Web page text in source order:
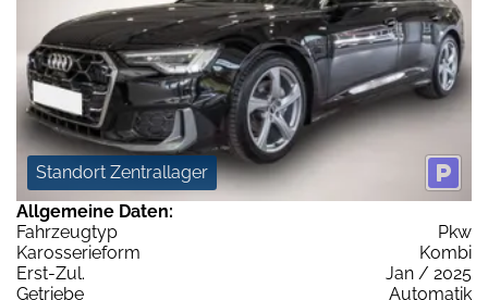
Standort Zentrallager
Allgemeine Daten:
Fahrzeugtyp
Pkw
Karosserieform
Kombi
Erst-Zul.
Jan / 2025
Getriebe
Automatik